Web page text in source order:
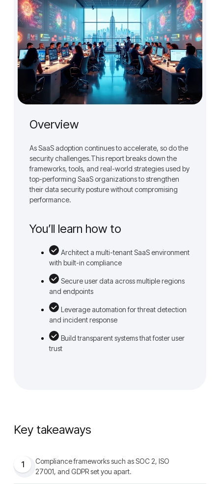
Overview
As SaaS adoption continues to accelerate, so do the
security challenges.This report breaks down the
frameworks, tools, and real-world strategies used by
top-performing SaaS organizations to strengthen
their data security posture without compromising
performance.
You’ll learn how to
Architect a multi-tenant SaaS environment
with built-in compliance
Secure user data across multiple regions
and endpoints
Leverage automation for threat detection
and incident response
Build transparent systems that foster user
trust
Key takeaways
1
Compliance frameworks such as SOC 2, ISO
27001, and GDPR set you apart.